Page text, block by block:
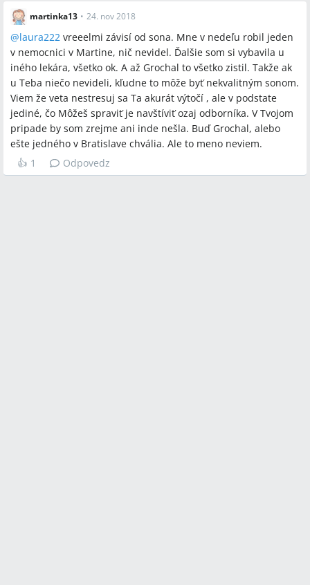
martinka13 • 24. nov 2018
@laura222 vreeelmi závisí od sona. Mne v nedeľu robil jeden
v nemocnici v Martine, nič nevidel. Ďalšie som si vybavila u
iného lekára, všetko ok. A až Grochal to všetko zistil. Takže ak
u Teba niečo nevideli, kľudne to môže byť nekvalitným sonom.
Viem že veta nestresuj sa Ta akurát výtočí , ale v podstate
jediné, čo Môžeš spraviť je navštíviť ozaj odborníka. V Tvojom
pripade by som zrejme ani inde nešla. Buď Grochal, alebo
ešte jedného v Bratislave chvália. Ale to meno neviem.
👍 1 Odpovedz